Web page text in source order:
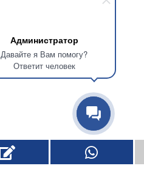
Администратор
Давайте я Вам помогу?
Ответит человек